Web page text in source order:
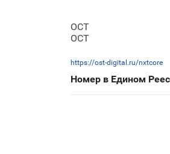
ОСТ
ОСТ
https://ost-digital.ru/nxtcore
Номер в Едином